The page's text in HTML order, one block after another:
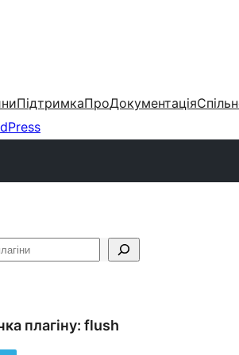
ПідтримкаПроДокументація
плагіну: flush